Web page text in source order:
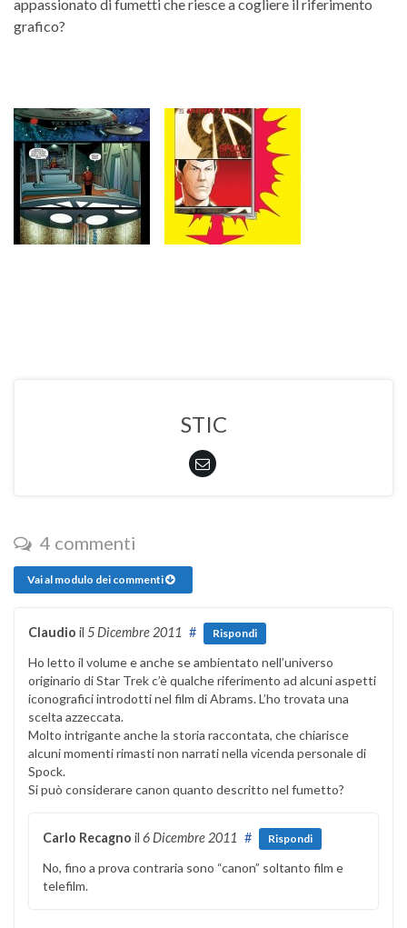
appassionato di fumetti che riesce a cogliere il riferimento
grafico?
STIC
4 commenti
Vai al modulo dei commenti
Claudio il 5 Dicembre 2011 # Rispondi
Ho letto il volume e anche se ambientato nell’universo
originario di Star Trek c’è qualche riferimento ad alcuni aspetti
iconografici introdotti nel film di Abrams. L’ho trovata una
scelta azzeccata.
Molto intrigante anche la storia raccontata, che chiarisce
alcuni momenti rimasti non narrati nella vicenda personale di
Spock.
Si può considerare canon quanto descritto nel fumetto?
Carlo Recagno il 6 Dicembre 2011 # Rispondi
No, fino a prova contraria sono “canon” soltanto film e
telefilm.